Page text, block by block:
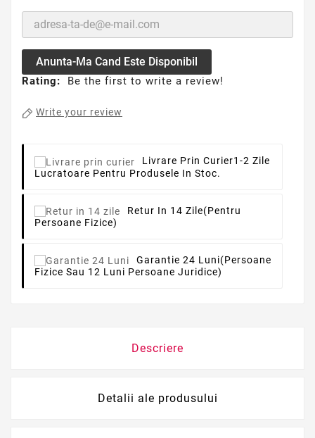
Anunta-Ma Cand Este Disponibil
Rating: Be the first to write a review!
Write your review
Livrare Prin Curier1-2 Zile
Lucratoare Pentru Produsele In Stoc.
Retur In 14 Zile(pentru
Persoane Fizice)
Garantie 24 Luni(persoane
Fizice Sau 12 Luni Persoane Juridice)
Descriere
Detalii ale produsului